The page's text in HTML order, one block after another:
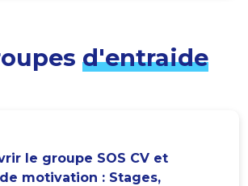
d'entraide
le groupe SOS CV et
motivation : Stages,